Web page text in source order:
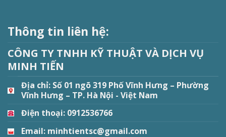
Thông tin liên hệ:
CÔNG TY TNHH KỸ THUẬT VÀ DỊCH VỤ
MINH TIẾN
Địa chỉ: Số 01 ngõ 319 Phố Vĩnh Hưng – Phường
Vĩnh Hưng – TP. Hà Nội - Việt Nam
Điện thoại: 0912536766
Email: minhtientsc@gmail.com